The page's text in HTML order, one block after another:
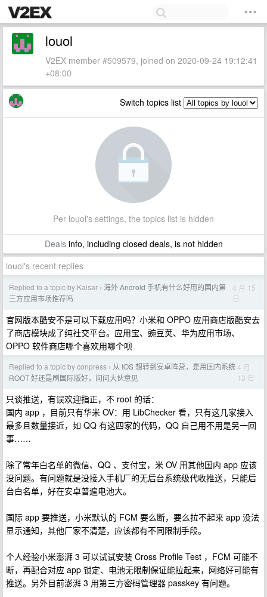
louol
V2EX member #509579, joined on 2020-09-24 19:12:41
+08:00
Switch topics list
Per louol's settings, the topics list is hidden
Dealsinfo, including closed deals, is not hidden
louol's recent replies
Replied to a topic by Kaisar › 海外 Android 手机有什么好用的国内第
三方应用市场推荐吗
4 月 15
日
官网版本酷安不是可以下载应用吗？小米和 OPPO 应用商店版酷安去
了商店模块成了纯社交平台。应用宝、豌豆荚、华为应用市场、
OPPO 软件商店哪个喜欢用哪个呗
Replied to a topic by conpress › 从 IOS 想转到安卓阵营，是用国内系统
ROOT 好还是刷国际版好，问问大伙意见
4 月
13 日
只谈推送，有误欢迎指正，不 root 的话：
国内 app ，目前只有华米 OV：用 LibChecker 看，只有这几家接入
最多且数量接近，如 QQ 有这四家的代码，QQ 自己用不用是另一回
事……
除了常年白名单的微信、QQ 、支付宝，米 OV 用其他国内 app 应该
没问题。有问题就是没接入手机厂的无后台系统级代收推送，只能后
台白名单，好在安卓普遍电池大。
国际 app 要推送，小米默认的 FCM 要么断，要么拉不起来 app 没法
显示通知，其他厂家不清楚，应该都有不同限制手段。
个人经验小米澎湃 3 可以试试安装 Cross Profile Test ，FCM 可能不
断，再配合对应 app 锁定、电池无限制保证能拉起来，网络好可能有
推送。另外目前澎湃 3 用第三方密码管理器 passkey 有问题。